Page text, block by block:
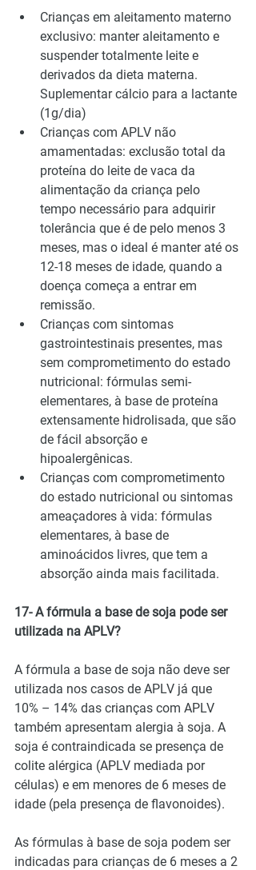
Crianças em aleitamento materno
exclusivo: manter aleitamento e
suspender totalmente leite e
derivados da dieta materna.
Suplementar cálcio para a lactante
(1g/dia)
Crianças com APLV não
amamentadas: exclusão total da
proteína do leite de vaca da
alimentação da criança pelo
tempo necessário para adquirir
tolerância que é de pelo menos 3
meses, mas o ideal é manter até os
12-18 meses de idade, quando a
doença começa a entrar em
remissão.
Crianças com sintomas
gastrointestinais presentes, mas
sem comprometimento do estado
nutricional: fórmulas semi-
elementares, à base de proteína
extensamente hidrolisada, que são
de fácil absorção e
hipoalergênicas.
Crianças com comprometimento
do estado nutricional ou sintomas
ameaçadores à vida: fórmulas
elementares, à base de
aminoácidos livres, que tem a
absorção ainda mais facilitada.
17- A fórmula a base de soja pode ser
utilizada na APLV?
A fórmula a base de soja não deve ser
utilizada nos casos de APLV já que
10% – 14% das crianças com APLV
também apresentam alergia à soja. A
soja é contraindicada se presença de
colite alérgica (APLV mediada por
células) e em menores de 6 meses de
idade (pela presença de flavonoides).
As fórmulas à base de soja podem ser
indicadas para crianças de 6 meses a 2